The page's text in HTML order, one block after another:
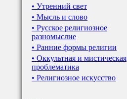
• Утренний свет
• Мысль и слово
• Русское религиозное
разномыслие
• Ранние формы религии
• Оккультная и мистическая
проблематика
• Религиозное искусство